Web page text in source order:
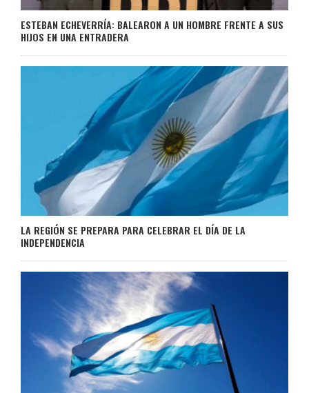
ESTEBAN ECHEVERRÍA: BALEARON A UN HOMBRE FRENTE A SUS
HIJOS EN UNA ENTRADERA
LA REGIÓN SE PREPARA PARA CELEBRAR EL DÍA DE LA
INDEPENDENCIA